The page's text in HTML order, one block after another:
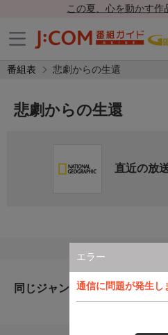
この夏、心を動かす作
番組表 悲劇からの生還
エラー
通信に問題が発生し
悲劇からの生還
直近の放
同じジャンルのおすすめ番組